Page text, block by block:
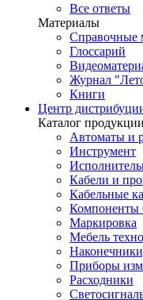
Все ответы
Материалы
Справочные
Глоссарий
Журнал
Книги
Центр
Каталог продукции
Автоматы и
Инструмент
Кабели и
Кабельные
Маркировка
Мебель
Приборы
Расходники